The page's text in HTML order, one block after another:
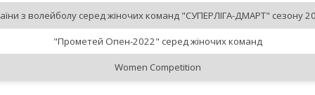
з волейболу серед жіночих команд "СУПЕРЛІГА-ДМАРТ" сезону
"Прометей Опен-2022" серед жіночих команд
Women Competition